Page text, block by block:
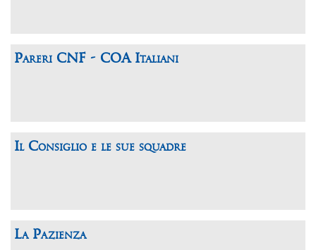
Pareri CNF - COA Italiani
Il Consiglio e le sue squadre
La Pazienza